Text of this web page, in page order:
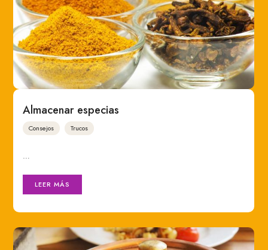
Almacenar especias
Consejos Trucos
…
LEER MÁS